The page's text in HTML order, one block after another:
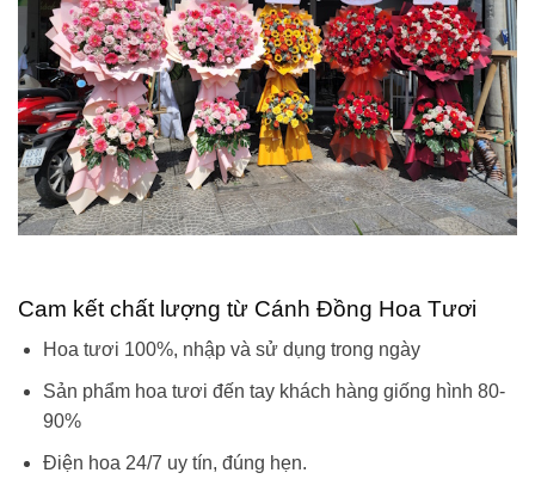
Cam kết chất lượng từ Cánh Đồng Hoa Tươi
Hoa tươi 100%, nhập và sử dụng trong ngày
Sản phẩm hoa tươi đến tay khách hàng giống hình 80-
90%
Điện hoa 24/7 uy tín, đúng hẹn.